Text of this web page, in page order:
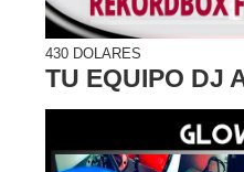
430 DOLARES
TU EQUIPO DJ